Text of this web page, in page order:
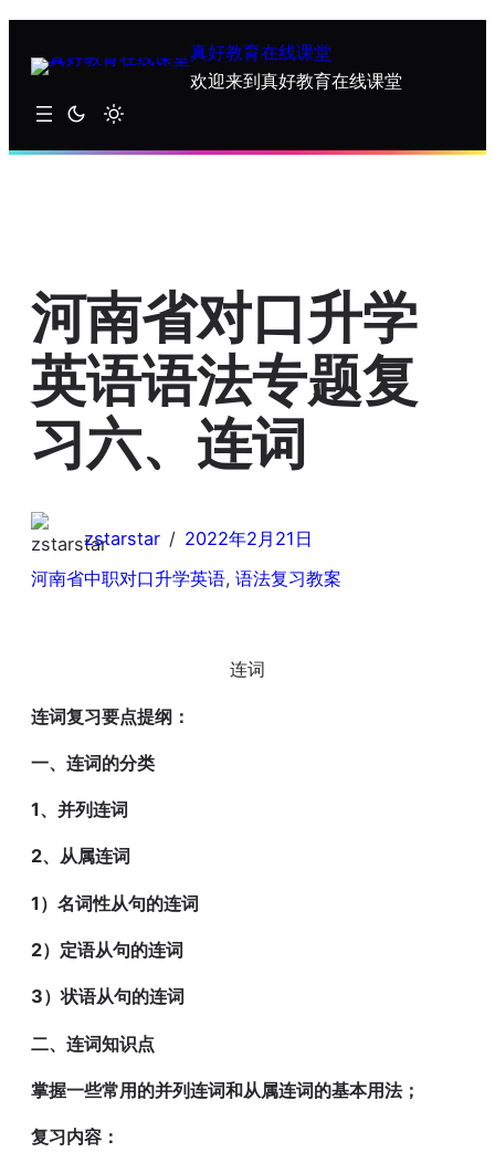
跳
真好教育在线课堂
欢迎来到真好教育在线课堂
河南省对口升学
英语语法专题复
习六、连词
zstarstar / 2022年2月21日
河南省中职对口升学英语, 语法复习教案
连词
连词复习要点提纲：
一、连词的分类
1、并列连词
2、从属连词
1）名词性从句的连词
2）定语从句的连词
3）状语从句的连词
二、连词知识点
掌握一些常用的并列连词和从属连词的基本用法；
复习内容：